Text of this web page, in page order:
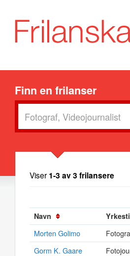
Finn en frilanser
Viser 1-3 av 3 frilansere
Navn
Morten Golimo
Gorm K. Gaare